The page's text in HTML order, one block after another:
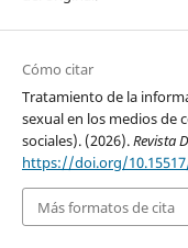
Cómo citar
Tratamiento de la
sexual en los medios de
sociales). (2026).Revista
https://doi.org/
Más formatos de cita